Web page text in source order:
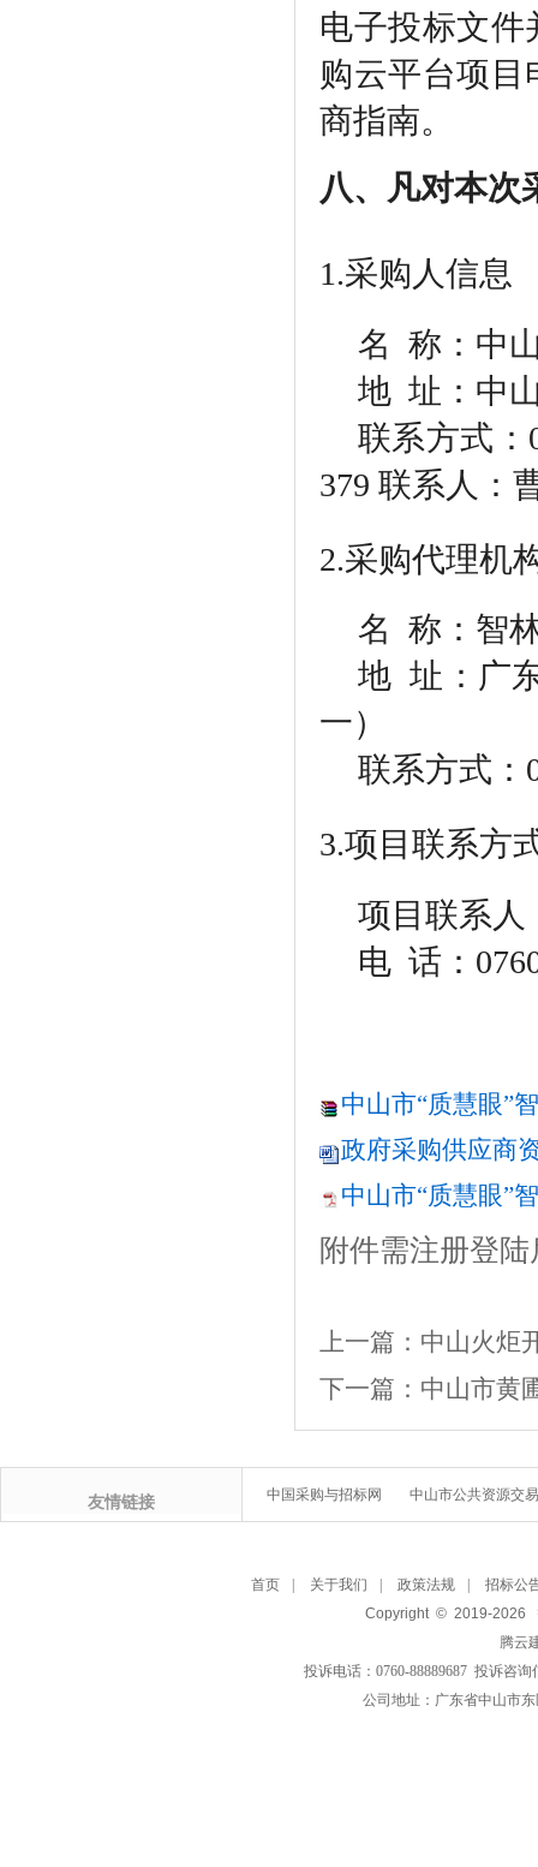
电子投标文
购云平台项
商指南。
八、凡对本次
1.采购人信息
名 称：中
地 址：中
联系方式：
379 联系人：
2.采购代理机
名 称：智
地 址：广
一）
联系方式：
3.项目联系方
项目联系人
电 话：
中山市“质慧眼”
政府采购供应商
中山市“质慧眼”
附件需注册登
上一篇： 中山火炬
下一篇： 中山市黄
友情链接 中国采购与招标网 中山市公共资源交
首页 关于我们 政策法规
招标公
Copyright © 2019-2026
腾云
投诉电话：0760-88889687 投诉咨
公司地址：广东省中山市